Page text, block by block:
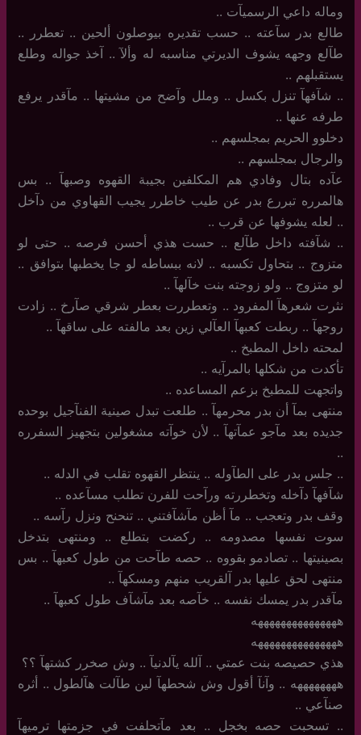
وماله داعي الرسميآت ..
طالع بدر سآعته .. حسب تقديره بيوصلون ألحين .. تعطرر ..
طآلع وجهه يشوف الديرتي مناسبه له وألآ .. آخذ جواله وطلع
يستقبلهم ..
..‏ شآفهآ تنزل بكسل .. وملل وآضح من مشيتها .. مآقدر يرفع
طرفه عنها ..
دخلوو الحريم بمجلسهم ..
والرجال بمجلسهم ..
عآده بتال وفادي هم المكلفين بجيبة القهوه وصبهآ .. بس
هالمرره تبررع بدر عن طيب خاطرر يجيب القهاوي من دآخل
.. لعله يشوفها عن قرب ..
..‏ شآفته داخل طآلع .. حست هذي أحسن فرصه .. حتى لو
متزوج .. بتحاول تكسبه .. لانه ببساطه لو جا يخطبها بتوافق ..
لو متزوج .. ولو زوجته بنت خآلهآ ..
نثرت شعرهآ المفرود .. وتعطررت بعطر شرقي صآرخ .. زادت
روجهآ .. ربطت كعبهآ العآلي زين بعد مالفته على ساقهآ ..
لمحته داخل المطبخ ..
تأكدت من شكلها بالمرآيه ..
واتجهت للمطبخ بزعم المساعده ..
منتهى بمآ أن بدر محرمهآ .. طلعت تبدل صينية الفنآجيل بوحده
جديده بعد مآجو عمآتهآ .. لأن خوآته مشغولين بتجهيز السفرره
..
..‏ جلس بدر على الطآوله .. ينتظر القهوه تقلب في الدله ..
شآفهآ دآخله وتخطررته ورآحت للفرن تطلب مسآعده ..
وقف بدر وتعجب .. مآ أظن مآشآفتني .. تنحنح ونزل رآسه ..
سوت نفسها مصدومه .. ركضت بتطلع .. ومنتهى بتدخل
بصينيتها .. تصادمو بقووه .. حصه طآحت من طول كعبهآ .. بس
منتهى لحق عليها بدر آلقريب منهم ومسكهآ ..
مآقدر بدر يمسك نفسه .. خآصه بعد مآشآف طول كعبهآ ..
هههههههههههههههه
هههههههههههههههه
هذي حصيصه بنت عمتي .. آلله يآلدنيآ .. وش صخرر كشتهآ ؟؟
ههههههههه ‏.. وآنآ أقول وش شحطهآ لين طآلت هآلطول .. أثره
صنآعي ..
..‏ تسحبت حصه بخجل .. بعد مآتحلفت في جزمتها ترميهآ